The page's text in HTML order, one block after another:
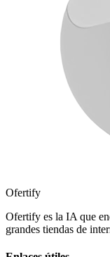
Ofertify
Ofertify es la IA que
grandes tiendas de